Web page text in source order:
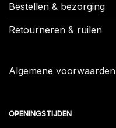
Bestellen & bezorging
Retourneren & ruilen
Algemene voorwaarden
OPENINGSTIJDEN